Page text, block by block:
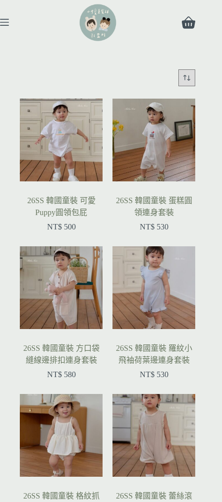
26SS 韓國童裝 可愛
Puppy圓領包屁
NT$ 500
26SS 韓國童裝 蛋糕圓
領連身套裝
NT$ 530
26SS 韓國童裝 方口袋
縫線邊排扣連身套裝
NT$ 580
26SS 韓國童裝 羅紋小
飛袖荷葉邊連身套裝
NT$ 530
26SS 韓國童裝 格紋抓
26SS 韓國童裝 蕾絲滾